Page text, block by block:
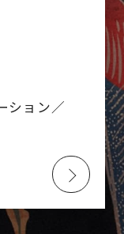
ション／